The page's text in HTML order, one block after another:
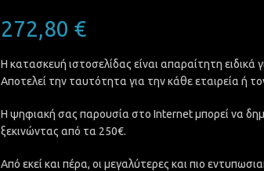
272,80 €
Η κατασκευή ιστοσελίδας είναι απαραίτητη ειδικά
Αποτελεί την ταυτότητα για την κάθε εταιρεία ή
Η ψηφιακή σας παρουσία στο Internet μπορεί να
ξεκινώντας από τα 250€.
Από εκεί και πέρα, οι μεγαλύτερες και πιο